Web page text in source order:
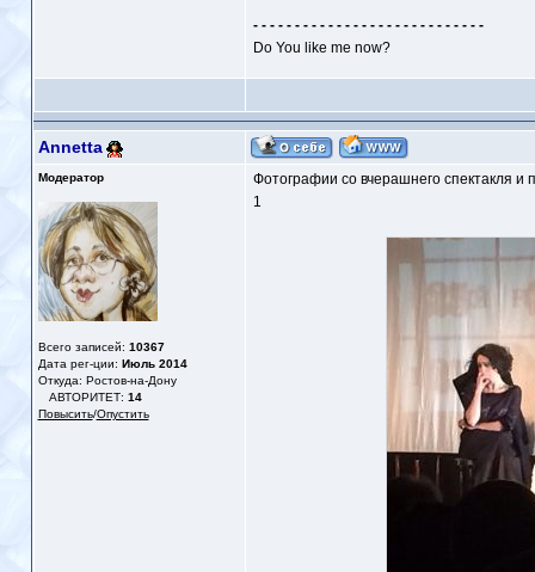
- - - - - - - - - - - - - - - - - - - - - - - - - - - -
Do You like me now?
Annetta
Модератор
Всего записей: 10367
Дата рег-ции: Июль 2014
Откуда: Ростов-на-Дону
АВТОРИТЕТ: 14
Повысить/Опустить
Фотографии со вчерашнего спектакля и
1